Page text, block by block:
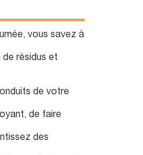
vous savez à
résidus et
de votre
de faire
des